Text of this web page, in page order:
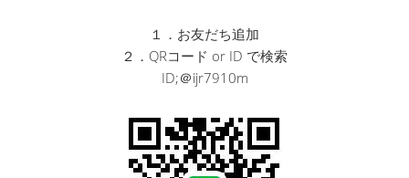
１．お友だち追加
２．QRコード or ID で検索
ID;＠ijr7910m